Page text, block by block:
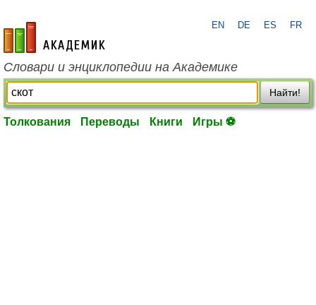
academic.ru
EN DE ES FR
Словари и энциклопедии на Академике
Найти!
Толкования Переводы Книги Игры ⚽